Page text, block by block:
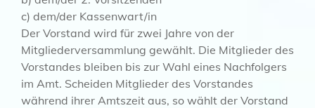
c) dem/der Kassenwart/in
Der Vorstand wird für zwei Jahre von der
Mitgliederversammlung gewählt. Die Mitglieder des
Vorstandes bleiben bis zur Wahl eines Nachfolgers
im Amt. Scheiden Mitglieder des Vorstandes
während ihrer Amtszeit aus, so wählt der Vorstand